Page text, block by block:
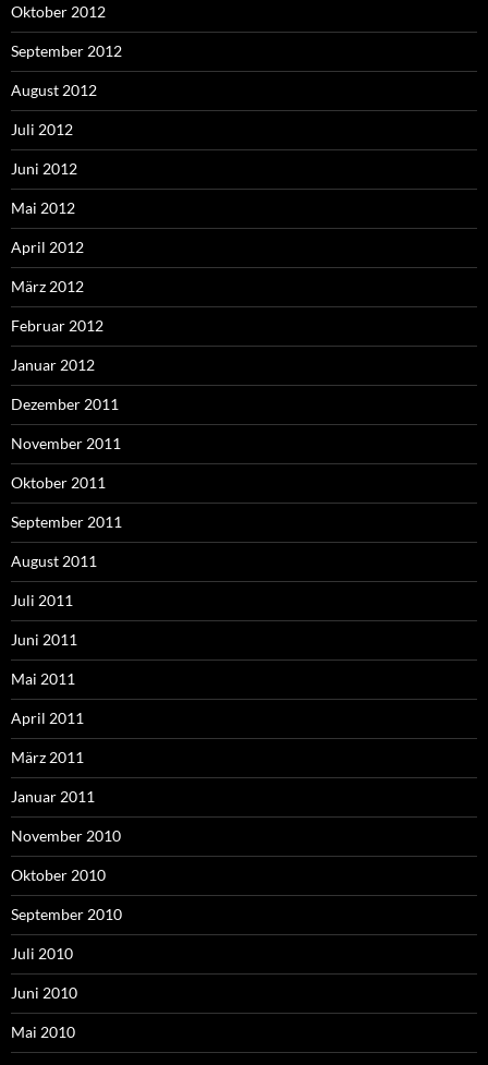
Oktober 2012
September 2012
August 2012
Juli 2012
Juni 2012
Mai 2012
April 2012
März 2012
Februar 2012
Januar 2012
Dezember 2011
November 2011
Oktober 2011
September 2011
August 2011
Juli 2011
Juni 2011
Mai 2011
April 2011
März 2011
Januar 2011
November 2010
Oktober 2010
September 2010
Juli 2010
Juni 2010
Mai 2010